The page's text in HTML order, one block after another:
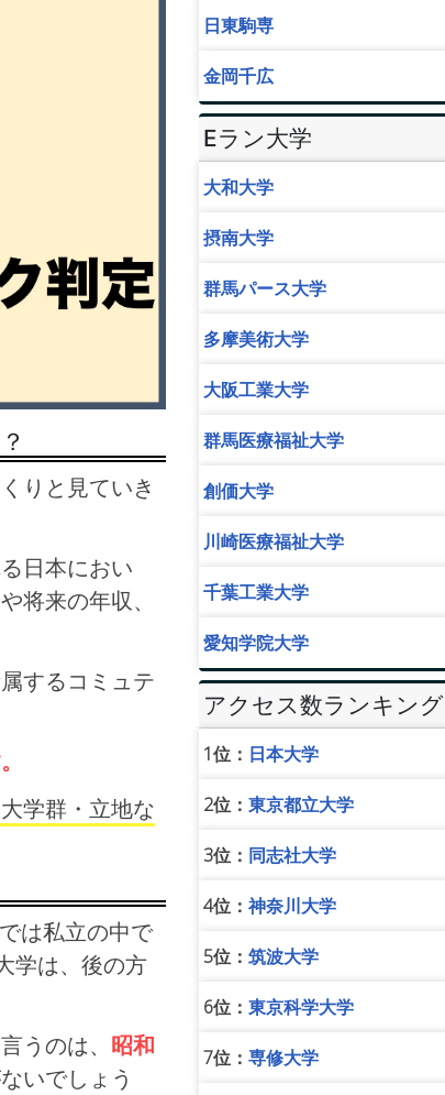
りと見ていき
日本におい
将来の年収、
するコミュテ
学群・立地な
は私立の中で
学は、後の方
うのは、 昭和
いでしょう
日東駒専
金岡千広
Eラン大学
大和大学
摂南大学
群馬パース大学
多摩美術大学
大阪工業大学
群馬医療福祉大学
創価大学
川崎医療福祉大学
千葉工業大学
愛知学院大学
アクセス数ランキング
1位： 日本大学
2位： 東京都立大学
3位： 同志社大学
4位： 神奈川大学
5位： 筑波大学
6位： 東京科学大学
7位： 専修大学